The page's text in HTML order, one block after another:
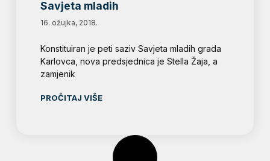
Savjeta mladih
16. ožujka, 2018.
Konstituiran je peti saziv Savjeta mladih grada
Karlovca, nova predsjednica je Stella Žaja, a
zamjenik
PROČITAJ VIŠE